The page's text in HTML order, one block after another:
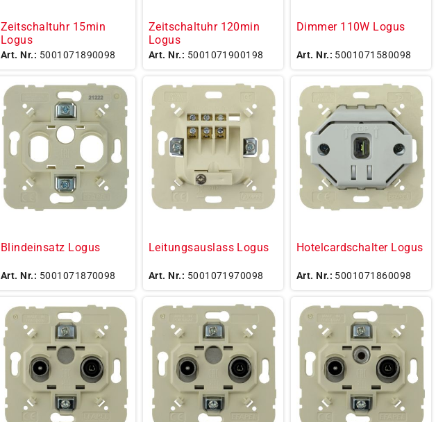
Zeitschaltuhr 15min
Logus
Art. Nr.: 5001071890098
Zeitschaltuhr 120min
Logus
Art. Nr.: 5001071900198
Dimmer 110W Logus
Art. Nr.: 5001071580098
Blindeinsatz Logus
Art. Nr.: 5001071870098
Leitungsauslass Logus
Art. Nr.: 5001071970098
Hotelcardschalter Logus
Art. Nr.: 5001071860098